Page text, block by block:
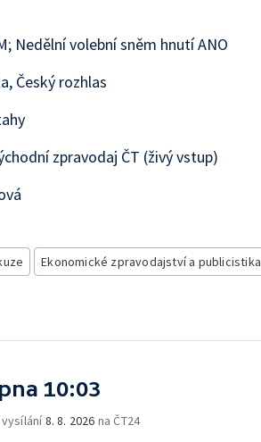
Nedělní volební sněm hnutí ANO
Český rozhlas
zpravodaj ČT (živý vstup)
Ekonomické zpravodajství a publicistika
10:03
8. 8. 2026 na ČT24